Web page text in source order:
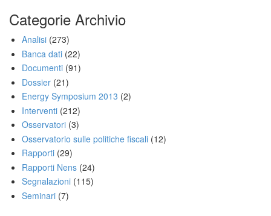
Categorie Archivio
Analisi (273)
Banca dati (22)
Documenti (91)
Dossier (21)
Energy Symposium 2013 (2)
Interventi (212)
Osservatori (3)
Osservatorio sulle politiche fiscali (12)
Rapporti (29)
Rapporti Nens (24)
Segnalazioni (115)
Seminari (7)